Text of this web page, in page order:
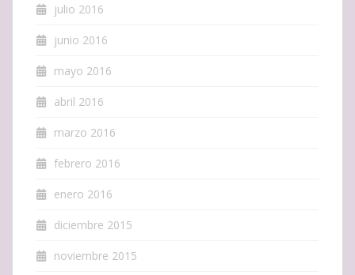
julio 2016
junio 2016
mayo 2016
abril 2016
marzo 2016
febrero 2016
enero 2016
diciembre 2015
noviembre 2015